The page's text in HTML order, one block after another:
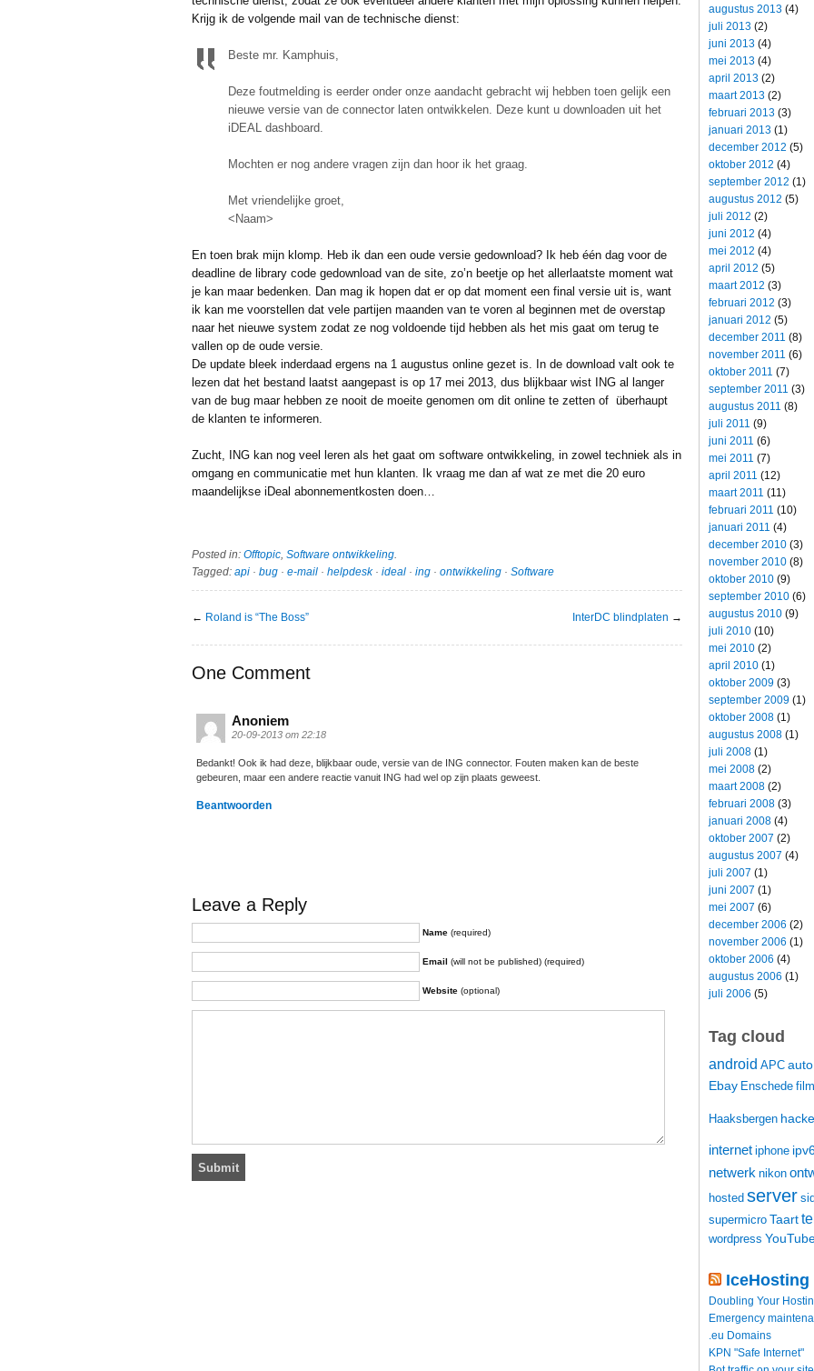
Krijg ik de volgende mail van de technische dienst:
Beste mr. Kamphuis,
Deze foutmelding is eerder onder onze aandacht gebracht wij hebben toen gelijk een
nieuwe versie van de connector laten ontwikkelen. Deze kunt u downloaden uit het
iDEAL dashboard.
Mochten er nog andere vragen zijn dan hoor ik het graag.
Met vriendelijke groet,
<Naam>
En toen brak mijn klomp. Heb ik dan een oude versie gedownload? Ik heb één dag voor de
deadline de library code gedownload van de site, zo’n beetje op het allerlaatste moment wat
je kan maar bedenken. Dan mag ik hopen dat er op dat moment een final versie uit is, want
ik kan me voorstellen dat vele partijen maanden van te voren al beginnen met de overstap
naar het nieuwe system zodat ze nog voldoende tijd hebben als het mis gaat om terug te
vallen op de oude versie.
De update bleek inderdaad ergens na 1 augustus online gezet is. In de download valt ook te
lezen dat het bestand laatst aangepast is op 17 mei 2013, dus blijkbaar wist ING al langer
van de bug maar hebben ze nooit de moeite genomen om dit online te zetten of überhaupt
de klanten te informeren.
Zucht, ING kan nog veel leren als het gaat om software ontwikkeling, in zowel techniek als in
omgang en communicatie met hun klanten. Ik vraag me dan af wat ze met die 20 euro
maandelijkse iDeal abonnementkosten doen…
Posted in: Offtopic, Software ontwikkeling.
Tagged: api · bug · e-mail · helpdesk· ideal · ing · ontwikkeling · Software
← Roland is “The Boss” InterDC blindplaten →
One Comment
Anoniem
20-09-2013 om 22:18
Bedankt! Ook ik had deze, blijkbaar oude, versie van de ING connector. Fouten maken kan de beste
gebeuren, maar een andere reactie vanuit ING had wel op zijn plaats geweest.
Beantwoorden
Leave a Reply
Name (required)
Email (will not be published) (required)
Website (optional)
augustus 2013 (4)
juli 2013 (2)
juni 2013 (4)
mei 2013 (4)
april 2013 (2)
maart 2013 (2)
februari 2013 (3)
januari 2013 (1)
december 2012 (5)
oktober 2012 (4)
september 2012 (1)
augustus 2012 (5)
juli 2012 (2)
juni 2012 (4)
mei 2012 (4)
april 2012 (5)
maart 2012 (3)
februari 2012 (3)
januari 2012 (5)
december 2011 (8)
november 2011 (6)
oktober 2011 (7)
september 2011 (3)
augustus 2011 (8)
juli 2011 (9)
juni 2011 (6)
mei 2011 (7)
april 2011 (12)
maart 2011 (11)
februari 2011 (10)
januari 2011 (4)
december 2010 (3)
november 2010 (8)
oktober 2010 (9)
september 2010 (6)
augustus 2010 (9)
juli 2010 (10)
mei 2010 (2)
april 2010 (1)
oktober 2009 (3)
september 2009 (1)
oktober 2008 (1)
augustus 2008 (1)
juli 2008 (1)
mei 2008 (2)
maart 2008 (2)
februari 2008 (3)
januari 2008 (4)
oktober 2007 (2)
augustus 2007 (4)
juli 2007 (1)
juni 2007 (1)
mei 2007 (6)
december 2006 (2)
november 2006 (1)
oktober 2006 (4)
augustus 2006 (1)
juli 2006 (5)
Tag cloud
android APC auto
Ebay Enschede film
Haaksbergen
internet iphone
netwerk nikon
hosted server
supermicro Taart
wordpress
IceHosting
Doubling Your
Emergency
.eu Domains
KPN "Safe Internet"